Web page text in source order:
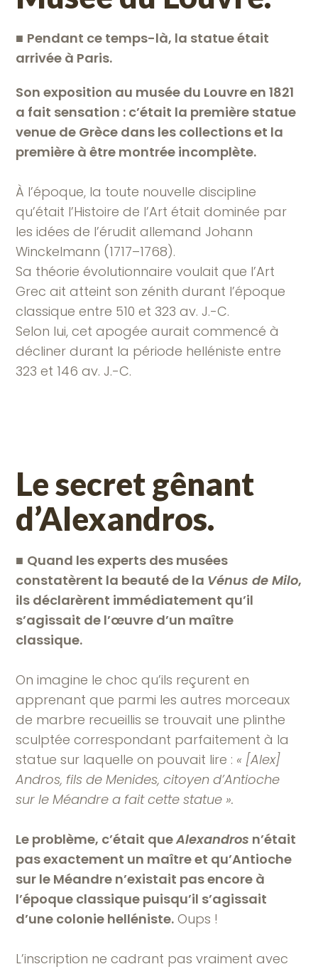
■ Pendant ce temps-là, la statue était
arrivée à Paris.
Son exposition au musée du Louvre en 1821
a fait sensation : c’était la première statue
venue de Grèce dans les collections et la
première à être montrée incomplète.
À l’époque, la toute nouvelle discipline
qu’était l’Histoire de l’Art était dominée par
les idées de l’érudit allemand Johann
Winckelmann (1717–1768).
Sa théorie évolutionnaire voulait que l’Art
Grec ait atteint son zénith durant l’époque
classique entre 510 et 323 av. J.-C.
Selon lui, cet apogée aurait commencé à
décliner durant la période helléniste entre
323 et 146 av. J.-C.
Le secret gênant
d’Alexandros.
■ Quand les experts des musées
constatèrent la beauté de la Vénus de Milo,
ils déclarèrent immédiatement qu’il
s’agissait de l’œuvre d’un maître
classique.
On imagine le choc qu’ils reçurent en
apprenant que parmi les autres morceaux
de marbre recueillis se trouvait une plinthe
sculptée correspondant parfaitement à la
statue sur laquelle on pouvait lire : « [Alex]
Andros, fils de Menides, citoyen d’Antioche
sur le Méandre a fait cette statue ».
Le problème, c’était queAlexandros n’était
pas exactement un maître et qu’Antioche
sur le Méandre n’existait pas encore à
l’époque classique puisqu’il s’agissait
d’une colonie helléniste. Oups !
L’inscription ne cadrant pas vraiment avec